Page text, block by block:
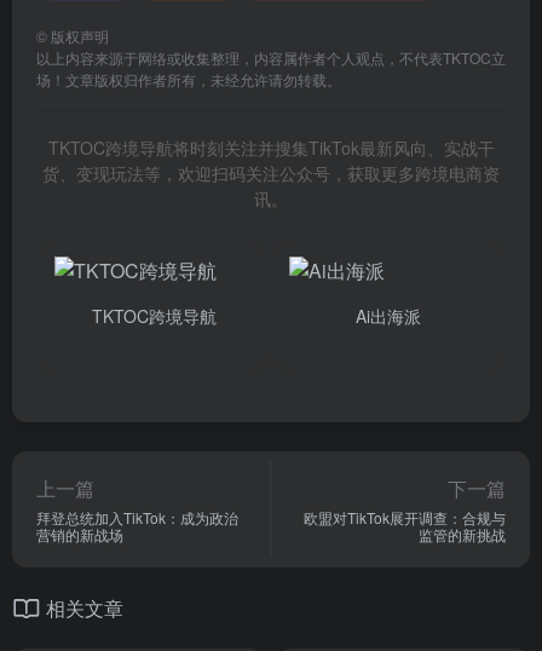
© 版权声明
以上内容来源于网络或收集整理，内容属作者个人观点，不代表TKTOC立
场！文章版权归作者所有，未经允许请勿转载。
TKTOC跨境导航将时刻关注并搜集TikTok最新风向、实战干
货、变现玩法等，欢迎扫码关注公众号，获取更多跨境电商资
讯。
TKTOC跨境导航 Ai出海派
上一篇
拜登总统加入TikTok：成为政治
营销的新战场
下一篇
欧盟对TikTok展开调查：合规与
监管的新挑战
相关文章